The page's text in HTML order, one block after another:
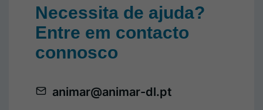
Necessita de ajuda?
Entre em contacto
connosco
animar@animar-dl.pt